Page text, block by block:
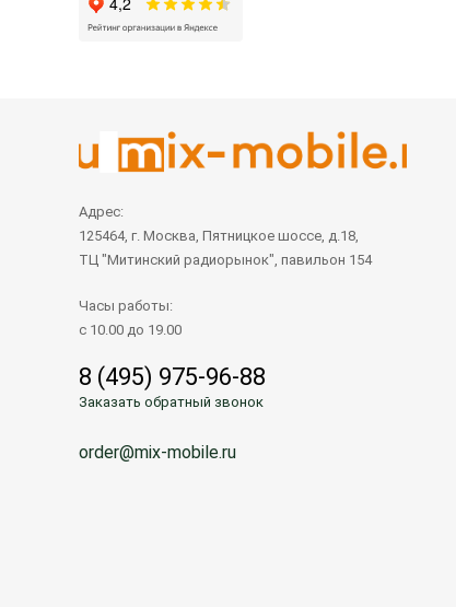
Адрес:
125464, г. Москва, Пятницкое шоссе, д.18,
ТЦ "Митинский радиорынок", павильон 154
Часы работы:
с 10.00 до 19.00
8 (495) 975-96-88
Заказать обратный звонок
order@mix-mobile.ru